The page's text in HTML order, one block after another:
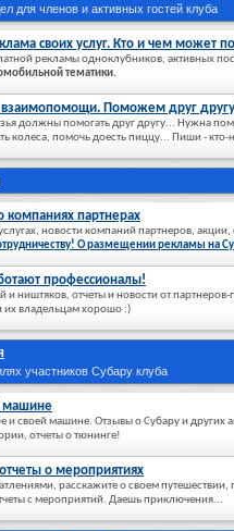
для членов и активных гостей клуба
своих услуг. Кто и чем может
рекламы одноклубников, активных
тематики.
взаимопомощи. Поможем друг
должны помогать друг другу... Нужна
колеса, помочь доесть пиццу... Пиши - кто-
компаниях партнерах
новости компаний партнеров,
О размещении рекламы на
профессионалы!
и ништяков, отчеты и новости от
их владельцам хорошо :)
участников Субару клуба
машине
и своей машине. Отзывы о Субару и других
отчеты о тюнинге!
о мероприятиях
расскажите о своем
с мероприятий. Даешь приключения...